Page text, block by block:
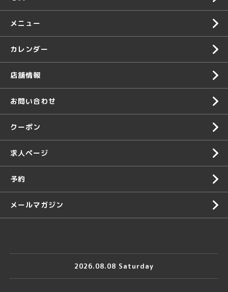
メニュー
カレンダー
店舗情報
お問い合わせ
クーポン
求人ページ
予約
メールマガジン
2026.08.08 Saturday